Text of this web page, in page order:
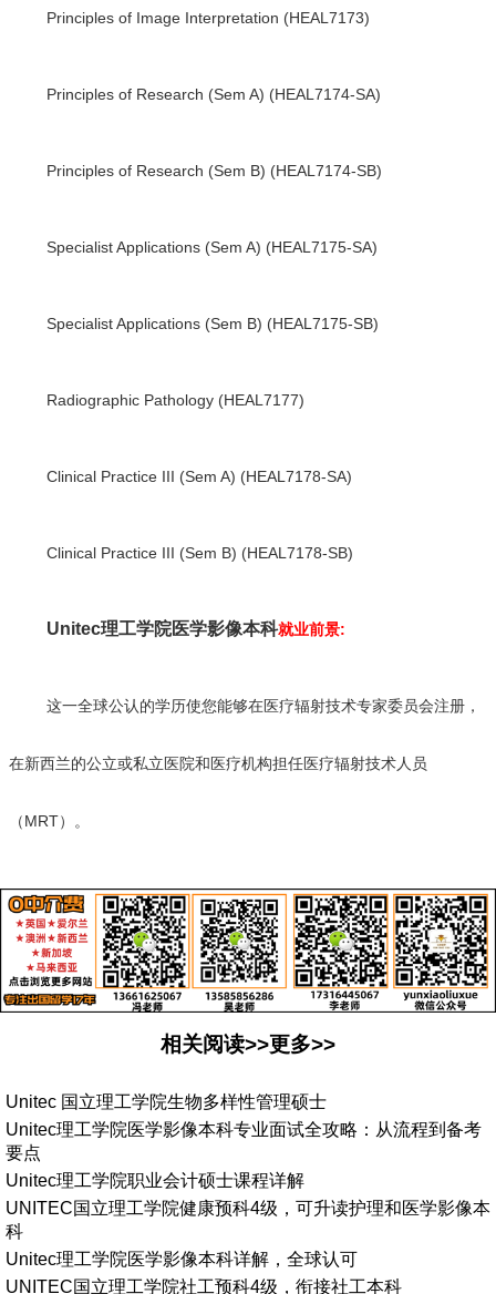
Principles of Image Interpretation (HEAL7173)
Principles of Research (Sem A) (HEAL7174-SA)
Principles of Research (Sem B) (HEAL7174-SB)
Specialist Applications (Sem A) (HEAL7175-SA)
Specialist Applications (Sem B) (HEAL7175-SB)
Radiographic Pathology (HEAL7177)
Clinical Practice III (Sem A) (HEAL7178-SA)
Clinical Practice III (Sem B) (HEAL7178-SB)
Unitec理工学院医学影像本科就业前景:
这一全球公认的学历使您能够在医疗辐射技术专家委员会注册，
在新西兰的公立或私立医院和医疗机构担任医疗辐射技术人员
（MRT）。
相关阅读>>更多>>
Unitec 国立理工学院生物多样性管理硕士
Unitec理工学院医学影像本科专业面试全攻略：从流程到备考
要点
Unitec理工学院职业会计硕士课程详解
UNITEC国立理工学院健康预科4级，可升读护理和医学影像本
科
Unitec理工学院医学影像本科详解，全球认可
UNITEC国立理工学院社工预科4级，衔接社工本科